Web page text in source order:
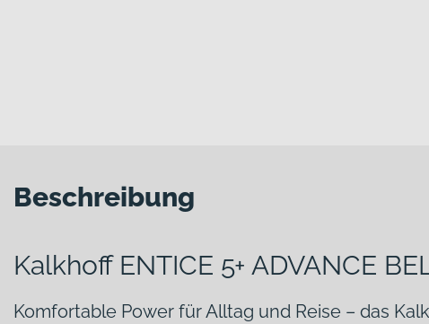
Beschreibung
Kalkhoff ENTICE 5+ ADVANCE
Komfortable Power für Alltag und Reise – das